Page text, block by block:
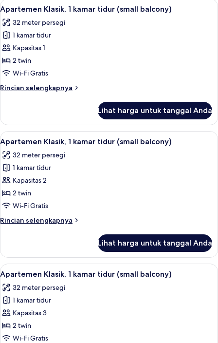
1
kamar
tidur,
balkon,
pemandangan
laut
(4
adults)
Lihat
semua
foto
untuk
Apartemen
Klasik,
1
tidur
Brankas, Wi-Fi gratis, dan seprai linen
9
Apartemen Klasik, 1 kamar tidur (small balcony)
32 meter persegi
1 kamar tidur
Kapasitas 1
2 twin
Wi-Fi Gratis
Rincian selengkapnya
Rincian
Apartemen
Klasik,
1
kamar
tidur
(small
balcony)
Lihat harga untuk tanggal Anda
Lihat
semua
foto
untuk
Apartemen
Klasik,
1
tidur
Brankas, Wi-Fi gratis, dan seprai linen
9
Apartemen Klasik, 1 kamar tidur (small balcony)
32 meter persegi
1 kamar tidur
Kapasitas 2
2 twin
Wi-Fi Gratis
Rincian selengkapnya
Rincian
Apartemen
Klasik,
1
kamar
tidur
(small
balcony)
Lihat harga untuk tanggal Anda
Lihat
semua
foto
untuk
Apartemen
Klasik,
1
Brankas, Wi-Fi gratis, dan seprai linen
9
Apartemen Klasik, 1 kamar tidur (small balcony)
32 meter persegi
1 kamar tidur
Kapasitas 3
2 twin
Wi-Fi Gratis